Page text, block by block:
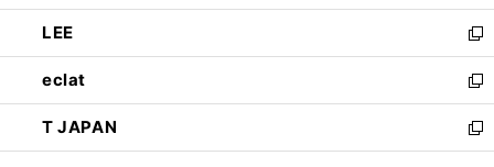
開
く
ウ
で
開
く
ン
ド
ウ
で
開
く
ウ
ィ
ン
ド
ウ
で
開
し
い
ウ
ィ
ン
ド
ウ
LEE
新
し
い
ウ
ィ
ン
eclat
新
し
い
ウ
T JAPAN
新
し